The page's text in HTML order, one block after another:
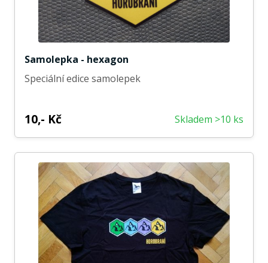
Samolepka - hexagon
Speciální edice samolepek
10,- Kč Skladem >10 ks